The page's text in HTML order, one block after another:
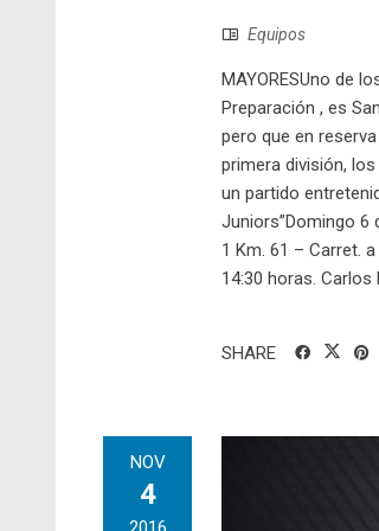
Equipos
MAYORESUno de
Preparación , es
pero que en
primera división,
un partido
Juniors”Domingo 6
1 Km. 61 – Carret.
14:30 horas.
SHARE
NOV
4